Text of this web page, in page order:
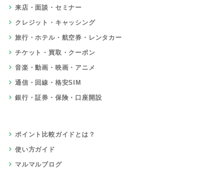
来店・面談・セミナー
クレジット・キャッシング
旅行・ホテル・航空券・レンタカー
チケット・買取・クーポン
音楽・動画・映画・アニメ
通信・回線・格安SIM
銀行・証券・保険・口座開設
ポイント比較ガイドとは？
使い方ガイド
マルマルブログ